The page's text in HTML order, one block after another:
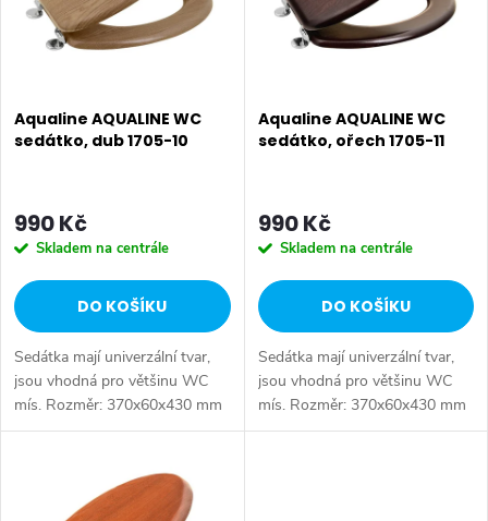
p
r
o
d
u
k
t
ů
p
o
d
u
k
t
Aqualine AQUALINE WC
sedátko, dub 1705-10
990 Kč
Skladem na centrále
DO KOŠÍKU
Sedátka mají univerzální tvar,
jsou vhodná pro většinu WC
mís. Rozměr: 370x60x430 mm
• Šířka: 370 mm • Výška: 60
Barva: Hnědá • Materiál:
HDF/dýha • Tvar:...
Aqualine AQUALINE WC
sedátko, ořech 1705-11
990 Kč
Skladem na centrále
DO KOŠÍKU
Sedátka mají univerzální tvar,
jsou vhodná pro většinu WC
mís. Rozměr: 370x60x430 mm
• Šířka: 370 mm • Výška: 60